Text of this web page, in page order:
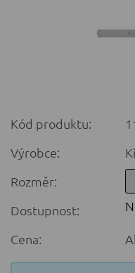
Kód produktu:
Výrobce:
Rozměr:
Dostupnost:
Cena: